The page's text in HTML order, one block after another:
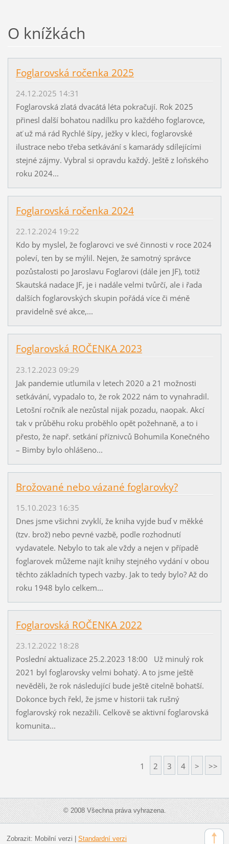
O knížkách
Foglarovská ročenka 2025
24.12.2025 14:31
Foglarovská zlatá dvacátá léta pokračují. Rok 2025
přinesl další bohatou nadílku pro každého foglarovce,
ať už má rád Rychlé šípy, ježky v kleci, foglarovské
ilustrace nebo třeba setkávání s kamarády sdílejícími
stejné zájmy. Vybral si opravdu každý. Ještě z loňského
roku 2024...
Foglarovská ročenka 2024
22.12.2024 19:22
Kdo by myslel, že foglarovci ve své činnosti v roce 2024
poleví, ten by se mýlil. Nejen, že samotný správce
pozůstalosti po Jaroslavu Foglarovi (dále jen JF), totiž
Skautská nadace JF, je i nadále velmi tvůrčí, ale i řada
dalších foglarovských skupin pořádá více či méně
pravidelně své akce,...
Foglarovská ROČENKA 2023
23.12.2023 09:29
Jak pandemie utlumila v letech 2020 a 21 možnosti
setkávání, vypadalo to, že rok 2022 nám to vynahradil.
Letošní ročník ale nezůstal nijak pozadu, naopak. Akcí
tak v průběhu roku proběhlo opět požehnaně, a to i
přesto, že např. setkání příznivců Bohumila Konečného
– Bimby bylo ohlášeno...
Brožované nebo vázané foglarovky?
15.10.2023 16:35
Dnes jsme všichni zvyklí, že kniha vyjde buď v měkké
(tzv. brož) nebo pevné vazbě, podle rozhodnutí
vydavatele. Nebylo to tak ale vždy a nejen v případě
foglarovek můžeme najít knihy stejného vydání v obou
těchto základních typech vazby. Jak to tedy bylo? Až do
roku 1948 bylo celkem...
Foglarovská ROČENKA 2022
23.12.2022 18:28
Poslední aktualizace 25.2.2023 18:00 Už minulý rok
2021 byl foglarovsky velmi bohatý. A to jsme ještě
nevěděli, že rok následující bude ještě citelně bohatší.
Dokonce bych řekl, že jsme v historii tak rušný
foglarovský rok nezažili. Celkově se aktivní foglarovská
komunita...
1 2 3 4 > >>
© 2008 Všechna práva vyhrazena.
Zobrazit: Mobilní verzi Standardní verzi